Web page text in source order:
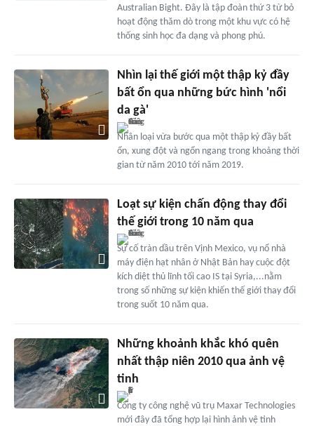
Australian Bight. Đây là tập đoàn thứ 3 từ bỏ
hoạt động thăm dò trong một khu vực có hệ
thống sinh học đa dạng và phong phú.
Nhìn lại thế giới một thập kỷ đầy
bất ổn qua những bức hình 'nổi
da gà'
Nhân loại vừa bước qua một thập kỷ đầy bất
ổn, xung đột và ngổn ngang trong khoảng thời
gian từ năm 2010 tới năm 2019.
Loạt sự kiện chấn động thay đổi
thế giới trong 10 năm qua
Sự cố tràn dầu trên Vịnh Mexico, vụ nổ nhà
máy điện hạt nhân ở Nhật Bản hay cuộc đột
kích diệt thủ lĩnh tối cao IS tại Syria,...nằm
trong số những sự kiện khiến thế giới thay đổi
trong suốt 10 năm qua.
Những khoảnh khắc khó quên
nhất thập niên 2010 qua ảnh vệ
tinh
Công ty công nghệ vũ trụ Maxar Technologies
mới đây đã tổng hợp lại hình ảnh vệ tinh